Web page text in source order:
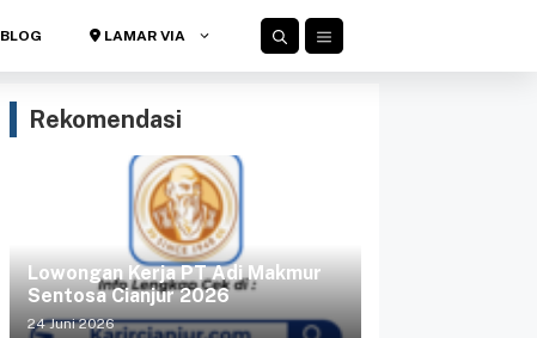
BLOG LAMAR VIA
Rekomendasi
Lowongan Kerja PT Adi Makmur
Sentosa Cianjur 2026
24 Juni 2026